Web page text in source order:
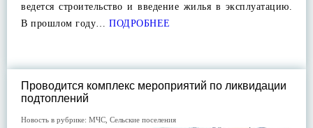
ведется строительство и введение жилья в эксплуатацию.
В прошлом году… ПОДРОБНЕЕ
Проводится комплекс мероприятий по ликвидации
подтоплений
Новость в рубрике: МЧС Сельские поселения